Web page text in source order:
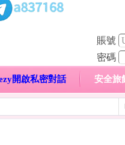
賬號
密碼
開啟私密對話 安全旅